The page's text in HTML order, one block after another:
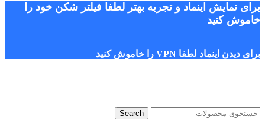
برای نمایش اینماد و تجربه بهتر لطفا فیلتر شکن خود را
خاموش کنید
برای دیدن اینماد لطفا VPN را خاموش کنید
Search